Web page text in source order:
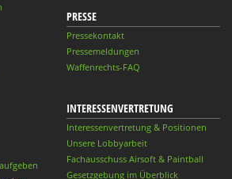
PRESSE
Pressekontakt
Pressemeldungen
Waffenrechts-FAQ
INTERESSENVERTRETUNG
Interessenvertretung & Positionen
Unsere Lobbyarbeit
Fachausschuss Airsoft & Paintball
Gesetzgebung im Überblick